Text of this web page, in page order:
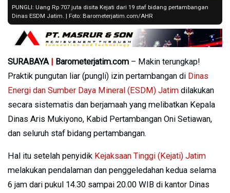
PUNGLI: Uang Rp 707 juta disita Kejati dari 19 staf bidang pertambangan
Dinas ESDM Jatim. | Foto: Barometerjatim.com/AHR
SURABAYA | Barometerjatim.com – Makin terungkap!
Praktik pungutan liar (pungli) izin pertambangan di Dinas
Energi dan Sumber Daya Mineral (ESDM) Jatim dilakukan
secara sistematis dan berjamaah yang melibatkan Kepala
Dinas Aris Mukiyono, Kabid Pertambangan Oni Setiawan,
dan seluruh staf bidang pertambangan.
Hal itu setelah penyidik Kejaksaan Tinggi (Kejati) Jatim
melakukan pendalaman dan penggeledahan kedua selama
6 jam dari pukul 14.30 sampai 20.00 WIB di kantor Dinas